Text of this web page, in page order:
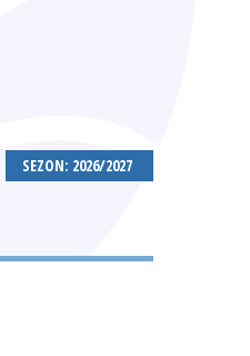
SEZON: 2026/2027